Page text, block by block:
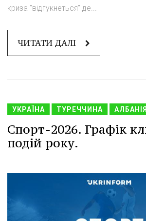
криза "відгукнеться" де...
ЧИТАТИ ДАЛІ
УКРАЇНА ТУРЕЧЧИНА АЛБАНІЯ
Спорт-2026. Графік
подій року.